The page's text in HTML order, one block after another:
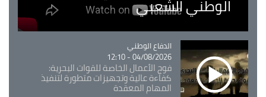
الوطني الشعبي
Catégorie
الدفاع الوطني
04/08/2026 - 12:10
فوج الأعمال الخاصة للقوات البحرية:
كفاءة عالية وتجهيزات متطورة لتنفيذ
المهام المعقدة